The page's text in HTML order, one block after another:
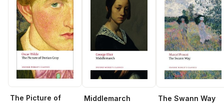
The Picture of
Middlemarch The Swann Way